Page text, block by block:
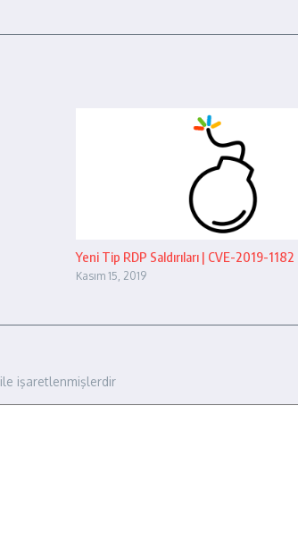
Yeni Tip RDP Saldırıları | CVE-2019-1182
Kasım 15, 2019
ile işaretlenmişlerdir